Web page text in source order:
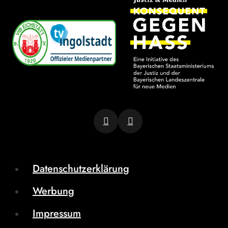
Datenschutzerklärung
Werbung
Impressum